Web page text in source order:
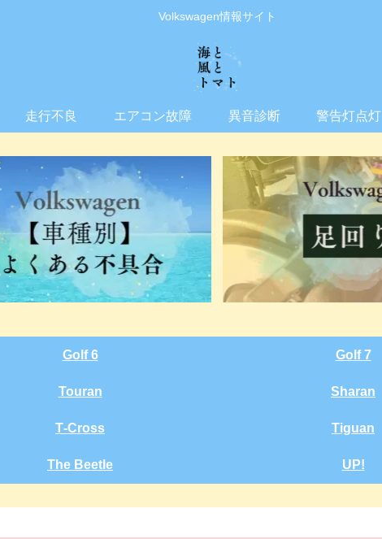
Volkswagen情報サイト
走行不良 エアコン故障 異音診断 警告灯点灯
Golf 6 Golf 7
Touran Sharan
T‑Cross Tiguan
The Beetle UP!